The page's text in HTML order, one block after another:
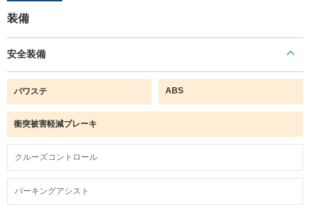
装備
安全装備
パワステ ABS
衝突被害軽減ブレーキ
クルーズコントロール
パーキングアシスト